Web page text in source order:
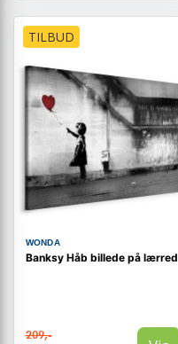
TILBUD
WONDA
Banksy Håb billede på lærred
209,-